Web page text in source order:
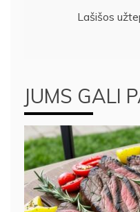
Lašišos
JUMS GALI